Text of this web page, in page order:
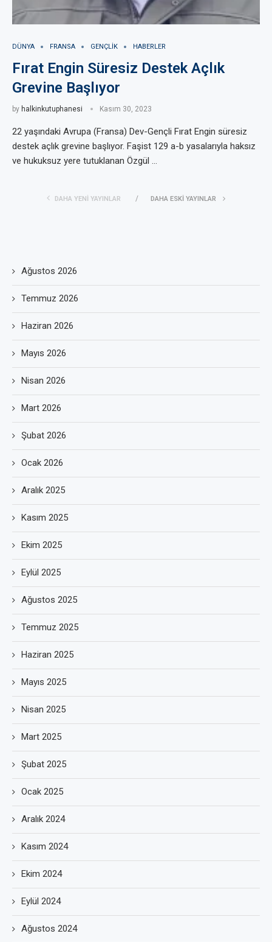
DÜNYA FRANSA GENÇLIK HABERLER
Fırat Engin Süresiz Destek Açlık
Grevine Başlıyor
by halkinkutuphanesi Kasım 30, 2023
22 yaşındaki Avrupa (Fransa) Dev-Gençli Fırat Engin süresiz
destek açlık grevine başlıyor. Faşist 129 a-b yasalarıyla haksız
ve hukuksuz yere tutuklanan Özgül …
DAHA YENI YAYINLAR DAHA ESKI YAYINLAR
Ağustos 2026
Temmuz 2026
Haziran 2026
Mayıs 2026
Nisan 2026
Mart 2026
Şubat 2026
Ocak 2026
Aralık 2025
Kasım 2025
Ekim 2025
Eylül 2025
Ağustos 2025
Temmuz 2025
Haziran 2025
Mayıs 2025
Nisan 2025
Mart 2025
Şubat 2025
Ocak 2025
Aralık 2024
Kasım 2024
Ekim 2024
Eylül 2024
Ağustos 2024